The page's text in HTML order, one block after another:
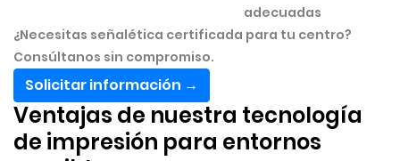
adecuadas
¿Necesitas señalética certificada para tu centro?
Consúltanos sin compromiso.
Solicitar información →
Ventajas de nuestra tecnología
de impresión para entornos